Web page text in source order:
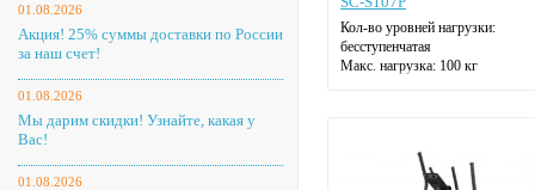
01.08.2026
Акция! 25% суммы доставки по России
за наш счет!
01.08.2026
Мы дарим скидки! Узнайте, какая у
Вас!
01.08.2026
Кол-во уровней нагрузки:
бесступенчатая
Макс. нагрузка: 100 кг